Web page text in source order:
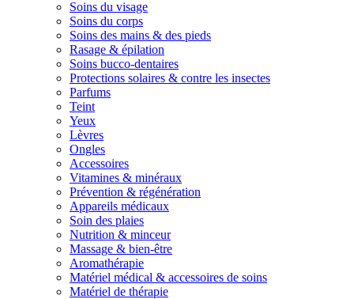
Soins du visage
Soins du corps
Soins des mains & des pieds
Rasage & épilation
Soins bucco-dentaires
Protections solaires & contre les insectes
Parfums
Teint
Yeux
Lèvres
Ongles
Accessoires
Vitamines & minéraux
Prévention & régénération
Appareils médicaux
Soin des plaies
Nutrition & minceur
Massage & bien-être
Aromathérapie
Matériel médical & accessoires de soins
Matériel de thérapie